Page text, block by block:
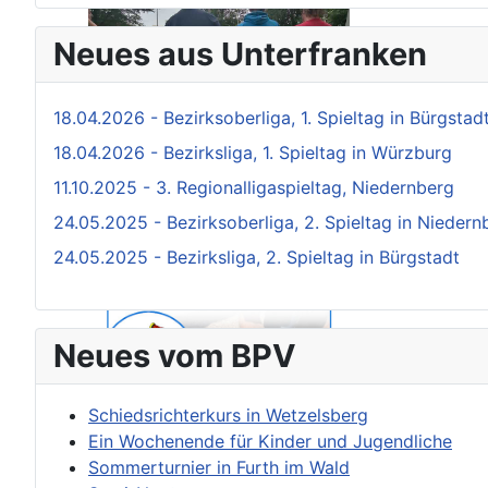
Neues aus Unterfranken
18.04.2026 - Bezirksoberliga, 1. Spieltag in Bürgstadt
18.04.2026 - Bezirksliga, 1. Spieltag in Würzburg
11.10.2025 - 3. Regionalligaspieltag, Niedernberg
24.05.2025 - Bezirksoberliga, 2. Spieltag in
24.05.2025 - Bezirksliga, 2. Spieltag in Bürgstadt
Neues vom BPV
Schiedsrichterkurs in Wetzelsberg
Ein Wochenende für Kinder und Jugendliche
Sommerturnier in Furth im Wald